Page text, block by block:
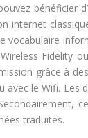
bénéficier
internet
vocabulaire
Fidelity
grâce à
avec le Wifi.
traduites.